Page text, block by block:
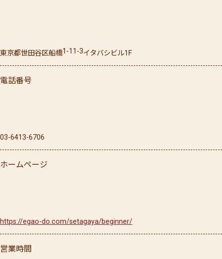
東京都世田谷区船橋1-11-3イタバシビル1F
電話番号
03-6413-6706
ホームページ
https://egao-do.com/setagaya/beginner/
営業時間